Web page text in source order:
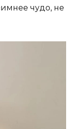
чудо, не